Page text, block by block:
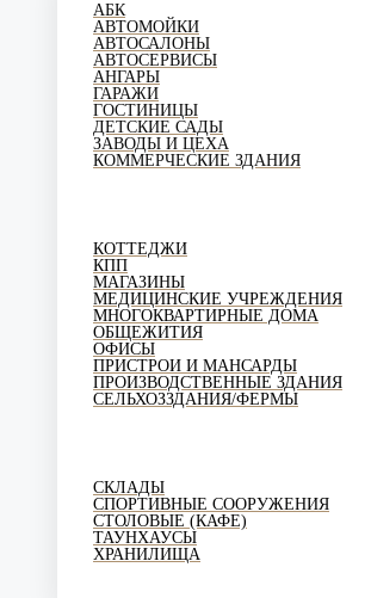
АБК
АВТОМОЙКИ
АВТОСАЛОНЫ
АВТОСЕРВИСЫ
АНГАРЫ
ГАРАЖИ
ГОСТИНИЦЫ
ДЕТСКИЕ САДЫ
ЗАВОДЫ И ЦЕХА
КОММЕРЧЕСКИЕ ЗДАНИЯ
КОТТЕДЖИ
КПП
МАГАЗИНЫ
МЕДИЦИНСКИЕ УЧРЕЖДЕНИЯ
МНОГОКВАРТИРНЫЕ ДОМА
ОБЩЕЖИТИЯ
ОФИСЫ
ПРИСТРОИ И МАНСАРДЫ
ПРОИЗВОДСТВЕННЫЕ ЗДАНИЯ
СЕЛЬХОЗЗДАНИЯ/ФЕРМЫ
СКЛАДЫ
СПОРТИВНЫЕ СООРУЖЕНИЯ
СТОЛОВЫЕ (КАФЕ)
ТАУНХАУСЫ
ХРАНИЛИЩА